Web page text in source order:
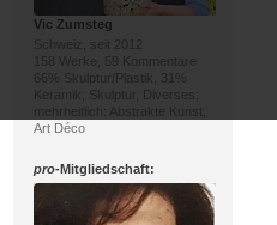
Vic Zumsteg
Schweiz, seit 2012
158 Werke, 59 Kommentare
66% Skulptur/Plastik, 31%
Keramik; Skulptur, Diverses;
mehrheitlich: Abstrakte Kunst,
Art Déco
pro-Mitgliedschaft: